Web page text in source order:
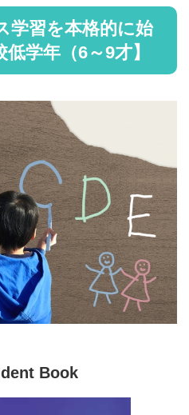
学習を本格的に始
学年（6～9才】
Book